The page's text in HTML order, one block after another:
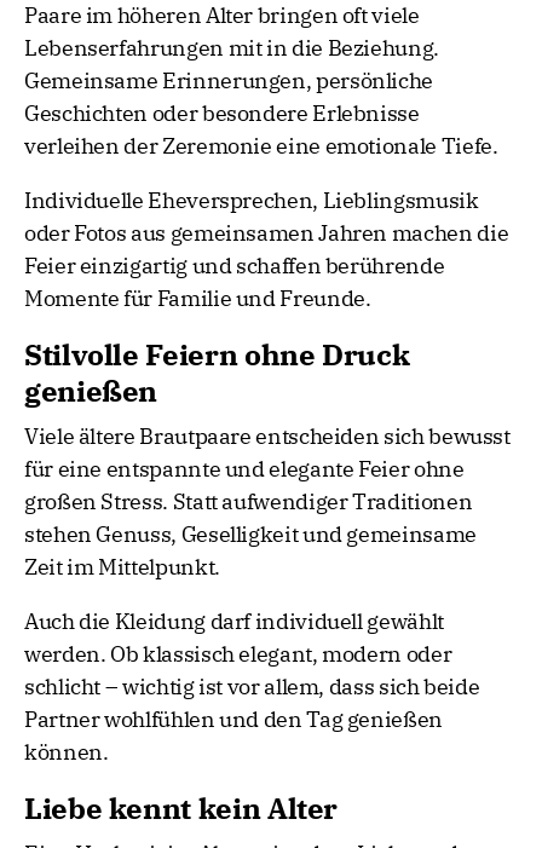
Paare im höheren Alter bringen oft viele
Lebenserfahrungen mit in die Beziehung.
Gemeinsame Erinnerungen, persönliche
Geschichten oder besondere Erlebnisse
verleihen der Zeremonie eine emotionale Tiefe.
Individuelle Eheversprechen, Lieblingsmusik
oder Fotos aus gemeinsamen Jahren machen die
Feier einzigartig und schaffen berührende
Momente für Familie und Freunde.
Stilvolle Feiern ohne Druck
genießen
Viele ältere Brautpaare entscheiden sich bewusst
für eine entspannte und elegante Feier ohne
großen Stress. Statt aufwendiger Traditionen
stehen Genuss, Geselligkeit und gemeinsame
Zeit im Mittelpunkt.
Auch die Kleidung darf individuell gewählt
werden. Ob klassisch elegant, modern oder
schlicht – wichtig ist vor allem, dass sich beide
Partner wohlfühlen und den Tag genießen
können.
Liebe kennt kein Alter